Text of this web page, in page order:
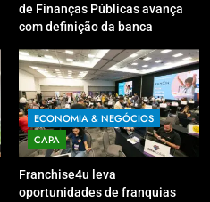
de Finanças Públicas avança
com definição da banca
ECONOMIA & NEGÓCIOS
CAPA
Franchise4u leva
oportunidades de franquias